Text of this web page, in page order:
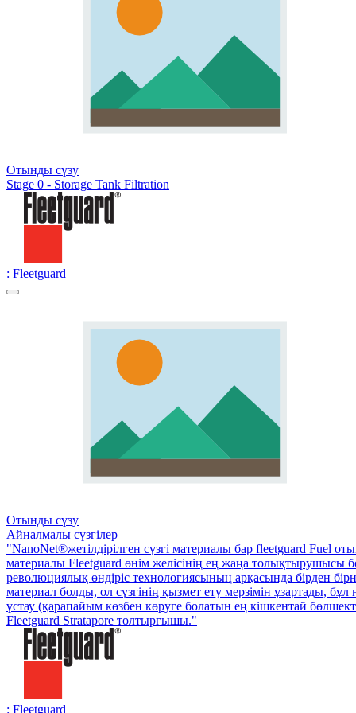
Отынды сүзу
Stage 0 - Storage Tank Filtration
: Fleetguard
Отынды сүзу
Айналмалы сүзгілер
"NanoNet®жетілдірілген сүзгі материалы бар fleetguard Fuel
материалы Fleetguard өнім желісінің ең жаңа толықтырушысы
революциялық өндіріс технологиясының арқасында бірден
материал болды, ол сүзгінің қызмет ету мерзімін ұзартады,
ұстау (қарапайым көзбен көруге болатын ең кішкентай
Fleetguard Stratapore толтырғышы."
: Fleetguard